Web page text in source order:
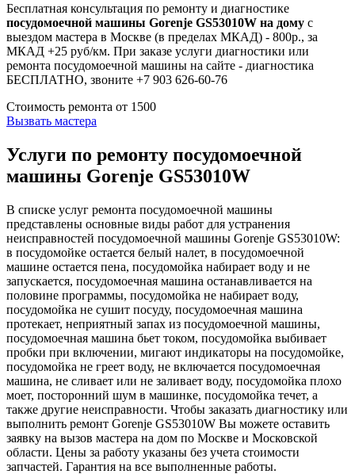
Бесплатная консультация по ремонту и диагностике
посудомоечной машины Gorenje GS53010W на дому с
выездом мастера в Москве (в пределах МКАД) - 800р., за
МКАД +25 руб/км. При заказе услуги диагностики или
ремонта посудомоечной машины на сайте - диагностика
БЕСПЛАТНО, звоните +7 903 626-60-76
Стоимость ремонта от 1500
Вызвать мастера
Услуги по ремонту посудомоечной
машины Gorenje GS53010W
В списке услуг ремонта посудомоечной машины
представлены основные виды работ для устранения
неисправностей посудомоечной машины Gorenje GS53010W:
в посудомойке остается белый налет, в посудомоечной
машине остается пена, посудомойка набирает воду и не
запускается, посудомоечная машина останавливается на
половине программы, посудомойка не набирает воду,
посудомойка не сушит посуду, посудомоечная машина
протекает, неприятный запах из посудомоечной машины,
посудомоечная машина бьет током, посудомойка выбивает
пробки при включении, мигают индикаторы на посудомойке,
посудомойка не греет воду, не включается посудомоечная
машина, не сливает или не заливает воду, посудомойка плохо
моет, посторонний шум в машинке, посудомойка течет, а
также другие неисправности. Чтобы заказать диагностику или
выполнить ремонт Gorenje GS53010W Вы можете оставить
заявку на вызов мастера на дом по Москве и Московской
области. Цены за работу указаны без учета стоимости
запчастей. Гарантия на все выполненные работы.